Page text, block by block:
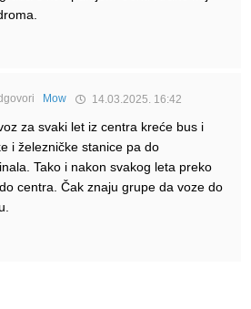
Mow 14.03.2025. 16:42
za svaki let iz centra kreće bus i
i železničke stanice pa do
Tako i nakon svakog leta preko
centra. Čak znaju grupe da voze do